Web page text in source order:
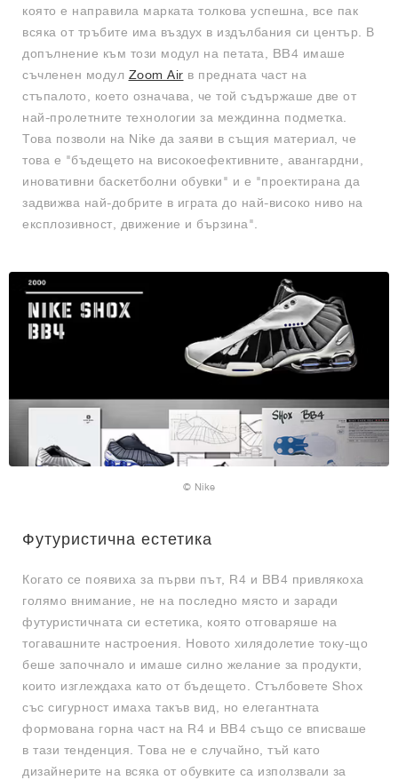
която е направила марката толкова успешна, все пак
всяка от тръбите има въздух в издълбания си център. В
допълнение към този модул на петата, BB4 имаше
съчленен модул Zoom Air в предната част на
стъпалото, което означава, че той съдържаше две от
най-пролетните технологии за междинна подметка.
Това позволи на Nike да заяви в същия материал, че
това е "бъдещето на високоефективните, авангардни,
иновативни баскетболни обувки" и е "проектирана да
задвижва най-добрите в играта до най-високо ниво на
експлозивност, движение и бързина".
© Nike
Футуристична естетика
Когато се появиха за първи път, R4 и BB4 привлякоха
голямо внимание, не на последно място и заради
футуристичната си естетика, която отговаряше на
тогавашните настроения. Новото хилядолетие току-що
беше започнало и имаше силно желание за продукти,
които изглеждаха като от бъдещето. Стълбовете Shox
със сигурност имаха такъв вид, но елегантната
формована горна част на R4 и BB4 също се вписваше
в тази тенденция. Това не е случайно, тъй като
дизайнерите на всяка от обувките са използвали за